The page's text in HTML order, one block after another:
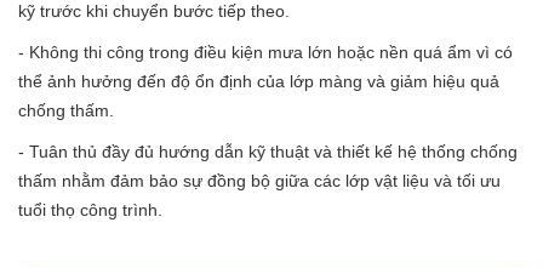
kỹ trước khi chuyển bước tiếp theo.
- Không thi công trong điều kiện mưa lớn hoặc nền quá ẩm vì có
thể ảnh hưởng đến độ ổn định của lớp màng và giảm hiệu quả
chống thấm.
- Tuân thủ đầy đủ hướng dẫn kỹ thuật và thiết kế hệ thống chống
thấm nhằm đảm bảo sự đồng bộ giữa các lớp vật liệu và tối ưu
tuổi thọ công trình.